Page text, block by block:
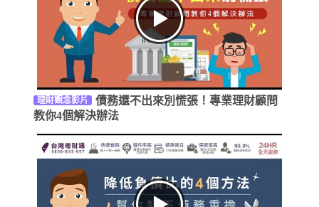
理財觀念影片
債務還不出來別慌張！專業理財顧問
教你4個解決辦法